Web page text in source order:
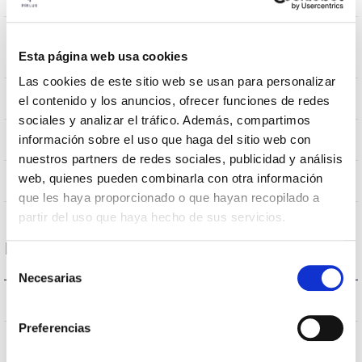
Esta página web usa cookies
Las cookies de este sitio web se usan para personalizar
el contenido y los anuncios, ofrecer funciones de redes
sociales y analizar el tráfico. Además, compartimos
información sobre el uso que haga del sitio web con
nuestros partners de redes sociales, publicidad y análisis
web, quienes pueden combinarla con otra información
que les haya proporcionado o que hayan recopilado a
partir del uso que haya hecho de sus servicios.
de Necesarias
Preferencias
Viento
Peso 10Kg
Dimensiones 855x445mm
Empalmable No